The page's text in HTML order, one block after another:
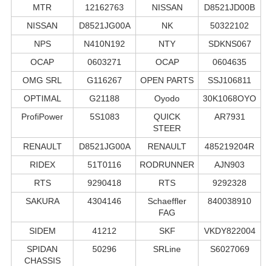
MTR
12162763 NISSAN
D8521JD00B
NISSAN
D8521JG00A NK
50322102
NPS
N410N192 NTY
SDKNS067
OCAP
0603271 OCAP
0604635
OMG SRL
G116267 OPEN PARTS
SSJ106811
OPTIMAL
G21188 Oyodo
30K1068OYO
ProfiPower
5S1083
QUICK
STEER
AR7931
RENAULT D8521JG00A RENAULT
485219204R
RIDEX
51T0116 RODRUNNER
AJN903
RTS
9290418 RTS
9292328
SAKURA
4304146
Schaeffler
FAG
840038910
SIDEM 41212 SKF
VKDY822004
SPIDAN
CHASSIS
50296 SRLine S6027069